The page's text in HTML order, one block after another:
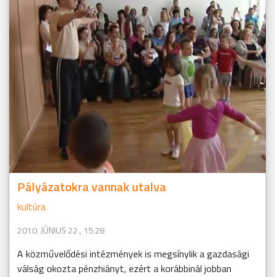
Pályázatokra vannak utalva
kultúra
2010. JÚNIUS 22., 15:28
A közművelődési intézmények is megsínylik a gazdasági
válság okozta pénzhiányt, ezért a korábbinál jobban